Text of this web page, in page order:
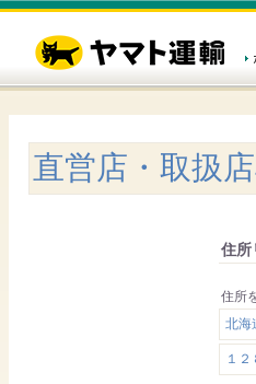
直営店・取扱
住所
住所
北海
１２